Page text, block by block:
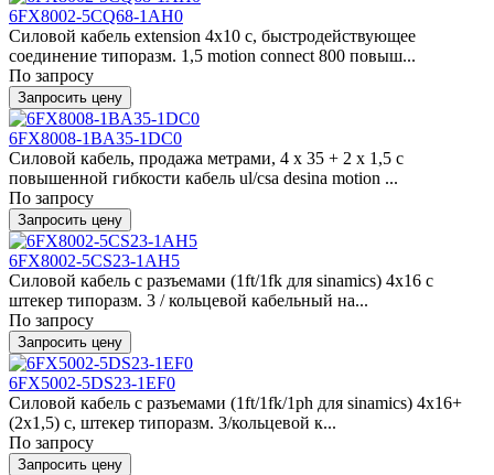
6FX8002-5CQ68-1AH0
Силовой кабель extension 4x10 c, быстродействующее
соединение типоразм. 1,5 motion connect 800 повыш...
По запросу
Запросить цену
6FX8008-1BA35-1DC0
Силовой кабель, продажа метрами, 4 x 35 + 2 x 1,5 c
повышенной гибкости кабель ul/csa desina motion ...
По запросу
Запросить цену
6FX8002-5CS23-1AH5
Силовой кабель с разъемами (1ft/1fk для sinamics) 4x16 c
штекер типоразм. 3 / кольцевой кабельный на...
По запросу
Запросить цену
6FX5002-5DS23-1EF0
Силовой кабель с разъемами (1ft/1fk/1ph для sinamics) 4x16+
(2x1,5) c, штекер типоразм. 3/кольцевой к...
По запросу
Запросить цену